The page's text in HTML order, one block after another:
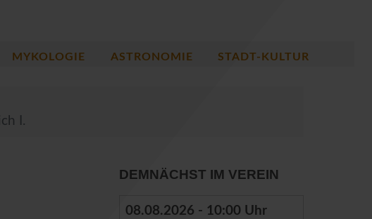
MYKOLOGIE ASTRONOMIE STADT-KULTUR
I.
DEMNÄCHST IM VEREIN
08.08.2026 - 10:00 Uhr